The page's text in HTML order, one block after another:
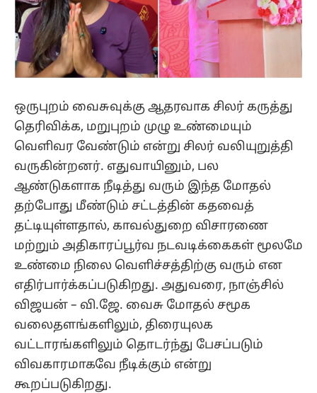
ஒருபுறம் வைசுவுக்கு ஆதரவாக சிலர் கருத்து
தெரிவிக்க, மறுபுறம் முழு உண்மையும்
வெளிவர வேண்டும் என்று சிலர் வலியுறுத்தி
வருகின்றனர். எதுவாயினும், பல
ஆண்டுகளாக நீடித்து வரும் இந்த மோதல்
தற்போது மீண்டும் சட்டத்தின் கதவைத்
தட்டியுள்ளதால், காவல்துறை விசாரணை
மற்றும் அதிகாரப்பூர்வ நடவடிக்கைகள் மூலமே
உண்மை நிலை வெளிச்சத்திற்கு வரும் என
எதிர்பார்க்கப்படுகிறது. அதுவரை, நாஞ்சில்
விஜயன் – வி.ஜே. வைசு மோதல் சமூக
வலைதளங்களிலும், திரையுலக
வட்டாரங்களிலும் தொடர்ந்து பேசப்படும்
விவகாரமாகவே நீடிக்கும் என்று
கூறப்படுகிறது.